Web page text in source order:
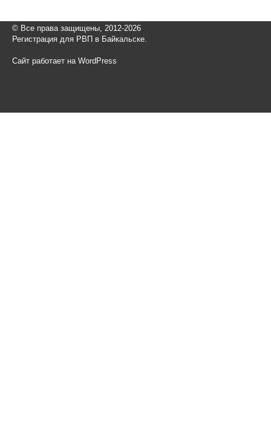
© Все права защищены, 2012-2026
Регистрация для РВП в Байкальске.
Сайт работает на WordPress